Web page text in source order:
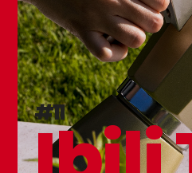
Set de 2 Tapas para Tazas
#11